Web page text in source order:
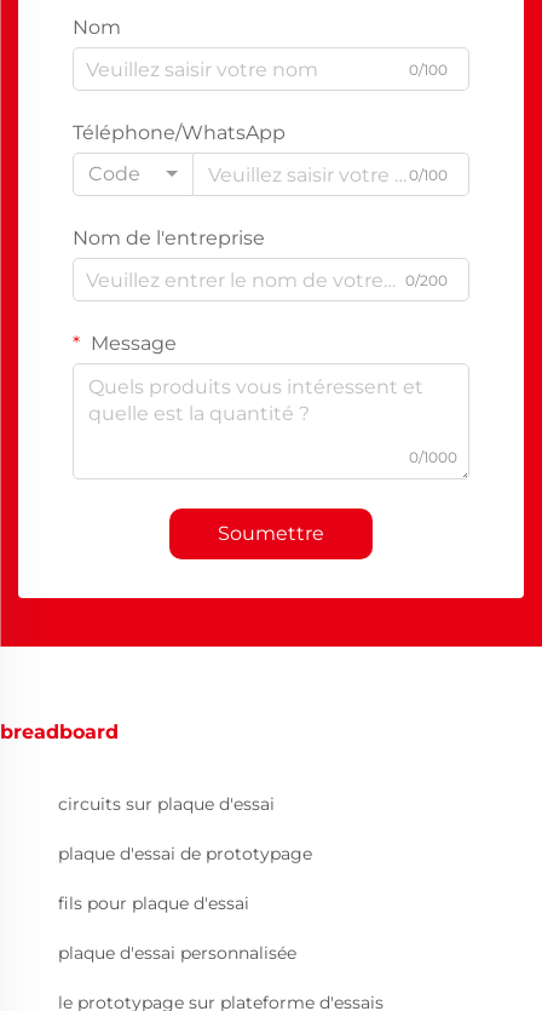
Nom
0/100
Téléphone/WhatsApp
Code
0/100
Nom de l'entreprise
0/200
Message
0/1000
Soumettre
breadboard
circuits sur plaque d'essai
plaque d'essai de prototypage
fils pour plaque d'essai
plaque d'essai personnalisée
le prototypage sur plateforme d'essais